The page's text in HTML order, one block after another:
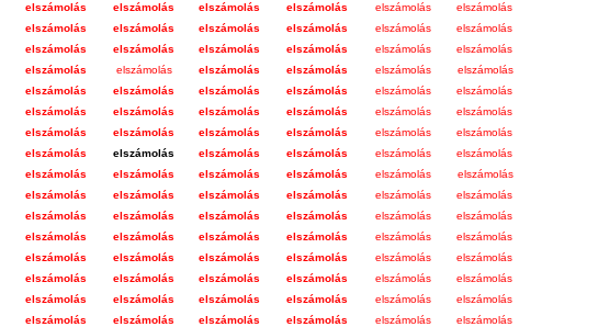
elszámolás elszámolás elszámolás elszámolás elszámolás
elszámolás
elszámolás elszámolás elszámolás elszámolás elszámolás
elszámolás
elszámolás elszámolás elszámolás elszámolás elszámolás elszámolás
elszámolás elszámolás elszámolás elszámolás elszámolás
elszámolás
elszámolás elszámolás elszámolás elszámolás elszámolás
elszámolás
elszámolás elszámolás elszámolás elszámolás elszámolás
elszámolás
elszámolás elszámolás elszámolás elszámolás elszámolás
elszámolás
elszámolás elszámolás elszámolás elszámolás elszámolás
elszámolás
elszámolás elszámolás elszámolás elszámolás elszámolás
elszámolás
elszámolás elszámolás elszámolás elszámolás elszámolás
elszámolás
elszámolás elszámolás elszámolás elszámolás elszámolás
elszámolás
elszámolás elszámolás elszámolás elszámolás elszámolás
elszámolás
elszámolás elszámolás elszámolás elszámolás elszámolás
elszámolás
elszámolás elszámolás elszámolás elszámolás elszámolás
elszámolás
elszámolás elszámolás elszámolás elszámolás elszámolás
elszámolás
elszámolás elszámolás elszámolás elszámolás elszámolás
elszámolás